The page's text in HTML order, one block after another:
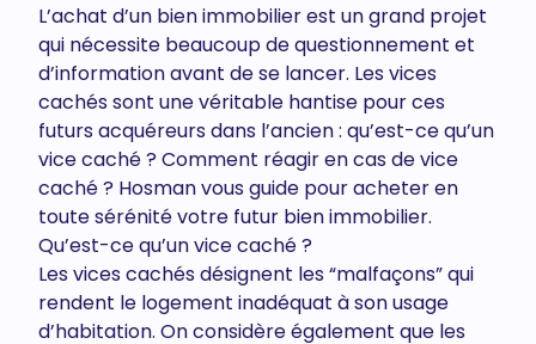
L’achat d’un bien immobilier est un grand projet
qui nécessite beaucoup de questionnement et
d’information avant de se lancer. Les vices
cachés sont une véritable hantise pour ces
futurs acquéreurs dans l’ancien : qu’est-ce qu’un
vice caché ? Comment réagir en cas de vice
caché ? Hosman vous guide pour acheter en
toute sérénité votre futur bien immobilier.
Qu’est-ce qu’un vice caché ?
Les vices cachés désignent les “malfaçons” qui
rendent le logement inadéquat à son usage
d’habitation. On considère également que les